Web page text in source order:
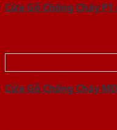
Cửa Gỗ Chống Cháy
Cửa Gỗ Chống Cháy